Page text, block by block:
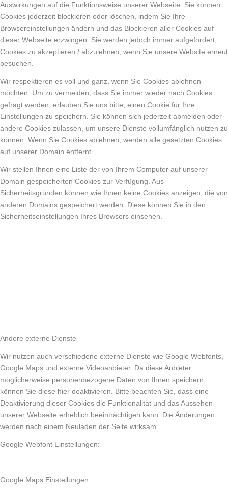
Auswirkungen auf die Funktionsweise unserer Webseite. Sie können
Cookies jederzeit blockieren oder löschen, indem Sie Ihre
Browsereinstellungen ändern und das Blockieren aller Cookies auf
dieser Webseite erzwingen. Sie werden jedoch immer aufgefordert,
Cookies zu akzeptieren / abzulehnen, wenn Sie unsere Website erneut
besuchen.
Wir respektieren es voll und ganz, wenn Sie Cookies ablehnen
möchten. Um zu vermeiden, dass Sie immer wieder nach Cookies
gefragt werden, erlauben Sie uns bitte, einen Cookie für Ihre
Einstellungen zu speichern. Sie können sich jederzeit abmelden oder
andere Cookies zulassen, um unsere Dienste vollumfänglich nutzen zu
können. Wenn Sie Cookies ablehnen, werden alle gesetzten Cookies
auf unserer Domain entfernt.
Wir stellen Ihnen eine Liste der von Ihrem Computer auf unserer
Domain gespeicherten Cookies zur Verfügung. Aus
Sicherheitsgründen können wie Ihnen keine Cookies anzeigen, die von
anderen Domains gespeichert werden. Diese können Sie in den
Sicherheitseinstellungen Ihres Browsers einsehen.
Andere externe Dienste
Wir nutzen auch verschiedene externe Dienste wie Google Webfonts,
Google Maps und externe Videoanbieter. Da diese Anbieter
möglicherweise personenbezogene Daten von Ihnen speichern,
können Sie diese hier deaktivieren. Bitte beachten Sie, dass eine
Deaktivierung dieser Cookies die Funktionalität und das Aussehen
unserer Webseite erheblich beeinträchtigen kann. Die Änderungen
werden nach einem Neuladen der Seite wirksam.
Google Webfont Einstellungen:
Google Maps Einstellungen: